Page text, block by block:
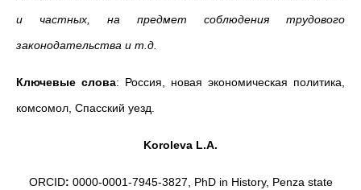
и частных, на предмет соблюдения трудового
законодательства и т.д.
Ключевые слова: Россия, новая экономическая политика,
комсомол, Спасский уезд.
Koroleva L.A.
ORCID: 0000-0001-7945-3827, PhD in History, Penza state